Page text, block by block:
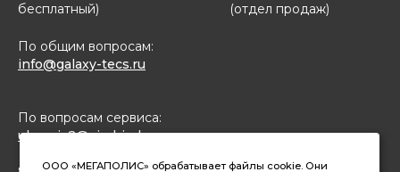
бесплатный)
(отдел продаж)
По общим вопросам:
info@galaxy-tecs.ru
По вопросам сервиса:
ulservis2@simbirsk-crown.ru
ООО «МЕГАПОЛИС» обрабатывает файлы cookie. Они